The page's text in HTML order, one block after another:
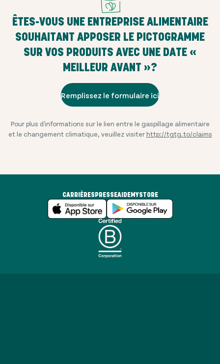
ÊTES-VOUS UNE ENTREPRISE ALIMENTAIRE
SOUHAITANT APPOSER LE PICTOGRAMME
SUR VOS PRODUITS AVEC UNE DATE «
MEILLEUR AVANT »?
Remplissez le formulaire ici
Pour plus d'informations sur le lien entre le gaspillage alimentaire
et le changement climatique, veuillez visiterhttp://tgtg.to/claims
CARRIÈRESPRESSEAIDEMYSTORE